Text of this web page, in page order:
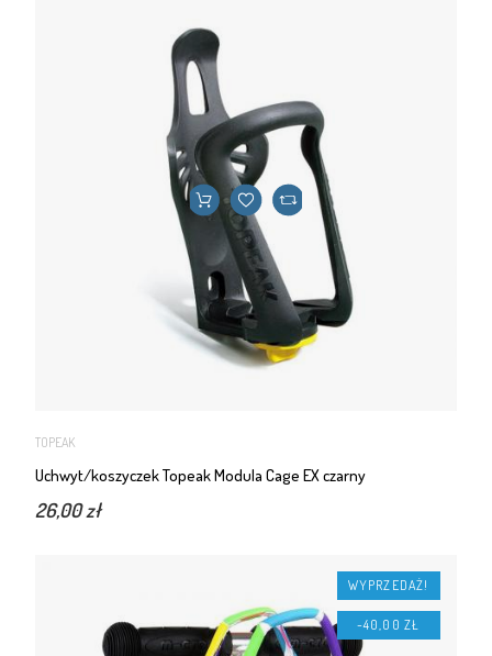
TOPEAK
Uchwyt/koszyczek Topeak Modula Cage EX czarny
26,00 zł
WYPRZEDAŻ!
-40,00 ZŁ